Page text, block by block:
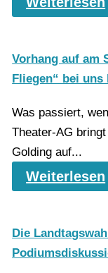
Vorhang auf am
Fliegen“ bei uns
Was passiert,
Theater-AG
Golding auf...
Weiterlesen
Die